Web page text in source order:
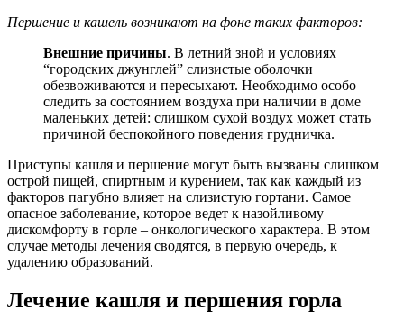
Першение и кашель возникают на фоне таких факторов:
Внешние причины. В летний зной и условиях
“городских джунглей” слизистые оболочки
обезвоживаются и пересыхают. Необходимо особо
следить за состоянием воздуха при наличии в доме
маленьких детей: слишком сухой воздух может стать
причиной беспокойного поведения грудничка.
Приступы кашля и першение могут быть вызваны слишком
острой пищей, спиртным и курением, так как каждый из
факторов пагубно влияет на слизистую гортани. Самое
опасное заболевание, которое ведет к назойливому
дискомфорту в горле – онкологического характера. В этом
случае методы лечения сводятся, в первую очередь, к
удалению образований.
Лечение кашля и першения горла